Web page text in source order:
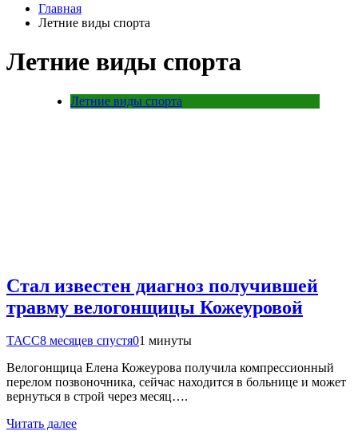
Главная
Летние виды спорта
Летние виды спорта
Летние виды спорта
Стал известен диагноз получившей
травму велогонщицы Кожеуровой
ТАСС8 месяцев спустя01 минуты
Велогонщица Елена Кожеурова получила компрессионный
перелом позвоночника, сейчас находится в больнице и может
вернуться в строй через месяц….
Читать далее